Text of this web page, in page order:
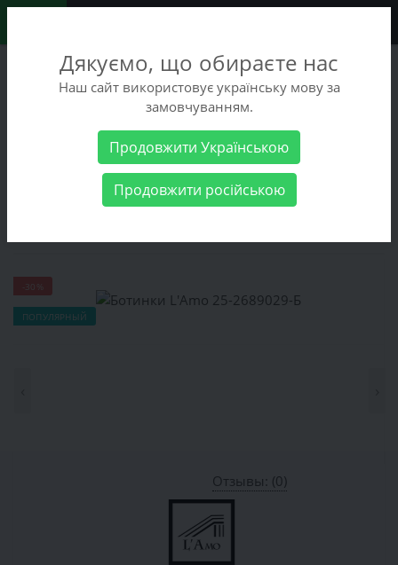
+38 (068) 486-90-09
+38 (093) 486-90-09
Женские товары Женская обувь
Ботинки L'Аmo 25-2689029-
ПОПУЛЯРНЫЙ
Отзывы: (0)
Дякуємо, що обираєте нас
Наш сайт використовує українську мову за
замовчуванням.
Продовжити Українською
Продовжити російською